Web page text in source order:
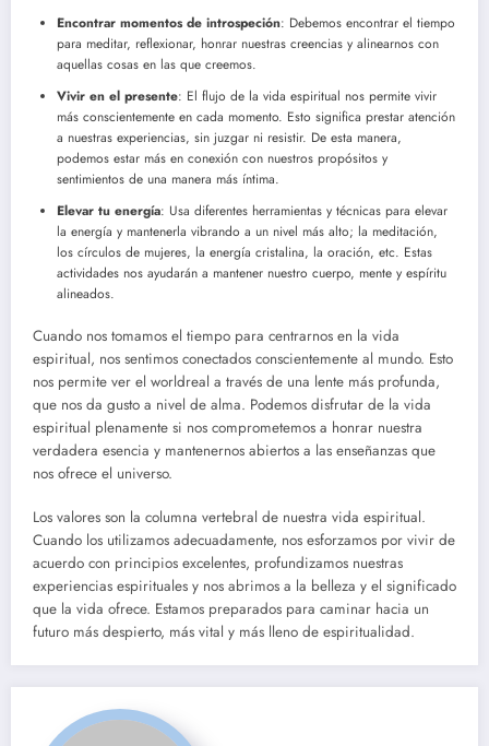
Encontrar momentos de introspeción: Debemos encontrar el tiempo
para meditar, reflexionar, honrar nuestras creencias y alinearnos con
aquellas cosas en las que creemos.
Vivir en el presente: El flujo de la vida espiritual nos permite vivir
más conscientemente en cada momento. Esto significa prestar atención
a nuestras experiencias, sin juzgar ni resistir. De esta manera,
podemos estar más en conexión con nuestros propósitos y
sentimientos de una manera más íntima.
Elevar tu energía: Usa diferentes herramientas y técnicas para elevar
la energía y mantenerla vibrando a un nivel más alto; la meditación,
los círculos de mujeres, la energía cristalina, la oración, etc. Estas
actividades nos ayudarán a mantener nuestro cuerpo, mente y espíritu
alineados.
Cuando nos tomamos el tiempo para centrarnos en la vida
espiritual, nos sentimos conectados conscientemente al mundo. Esto
nos permite ver el worldreal a través de una lente más profunda,
que nos da gusto a nivel de alma. Podemos disfrutar de la vida
espiritual plenamente si nos comprometemos a honrar nuestra
verdadera esencia y mantenernos abiertos a las enseñanzas que
nos ofrece el universo.
Los valores son la columna vertebral de nuestra vida espiritual.
Cuando los utilizamos adecuadamente, nos esforzamos por vivir de
acuerdo con principios excelentes, profundizamos nuestras
experiencias espirituales y nos abrimos a la belleza y el significado
que la vida ofrece. Estamos preparados para caminar hacia un
futuro más despierto, más vital y más lleno de espiritualidad.